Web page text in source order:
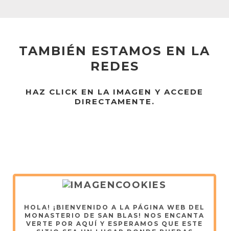
TAMBIÉN ESTAMOS EN LA
REDES
HAZ CLICK EN LA IMAGEN Y ACCEDE
DIRECTAMENTE.
HOLA! ¡BIENVENIDO A LA PÁGINA WEB DEL
MONASTERIO DE SAN BLAS! NOS ENCANTA
VERTE POR AQUÍ Y ESPERAMOS QUE ESTE